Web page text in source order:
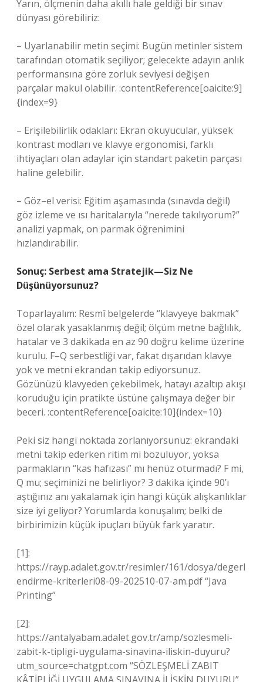
Yarın, ölçmenin daha akıllı hale geldiği bir sınav
dünyası görebiliriz:
– Uyarlanabilir metin seçimi: Bugün metinler sistem
tarafından otomatik seçiliyor; gelecekte adayın anlık
performansına göre zorluk seviyesi değişen
parçalar makul olabilir. :contentReference[oaicite:9]
{index=9}
– Erişilebilirlik odakları: Ekran okuyucular, yüksek
kontrast modları ve klavye ergonomisi, farklı
ihtiyaçları olan adaylar için standart paketin parçası
haline gelebilir.
– Göz–el verisi: Eğitim aşamasında (sınavda değil)
göz izleme ve ısı haritalarıyla “nerede takılıyorum?”
analizi yapmak, on parmak öğrenimini
hızlandırabilir.
Sonuç: Serbest ama Stratejik—Siz Ne
Düşünüyorsunuz?
Toparlayalım: Resmî belgelerde “klavyeye bakmak”
özel olarak yasaklanmış değil; ölçüm metne bağlılık,
hatalar ve 3 dakikada en az 90 doğru kelime üzerine
kurulu. F–Q serbestliği var, fakat dışarıdan klavye
yok ve metni ekrandan takip ediyorsunuz.
Gözünüzü klavyeden çekebilmek, hatayı azaltıp akışı
koruduğu için pratikte üstüne çalışmaya değer bir
beceri. :contentReference[oaicite:10]{index=10}
Peki siz hangi noktada zorlanıyorsunuz: ekrandaki
metni takip ederken ritim mi bozuluyor, yoksa
parmakların “kas hafızası” mı henüz oturmadı? F mi,
Q mu; seçiminizi ne belirliyor? 3 dakika içinde 90’ı
aştığınız anı yakalamak için hangi küçük alışkanlıklar
size iyi geliyor? Yorumlarda konuşalım; belki de
birbirimizin küçük ipuçları büyük fark yaratır.
[1]:
https://rayp.adalet.gov.tr/resimler/161/dosya/degerl
endirme-kriterleri08-09-202510-07-am.pdf “Java
Printing”
[2]:
https://antalyabam.adalet.gov.tr/amp/sozlesmeli-
zabit-k-tipligi-uygulama-sinavina-iliskin-duyuru?
utm_source=chatgpt.com “SÖZLEŞMELİ ZABIT